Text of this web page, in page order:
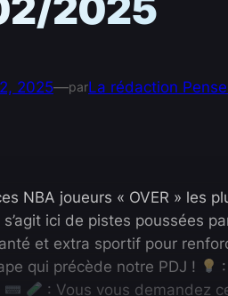
2025
2025—parLa rédaction
NBA joueurs « OVER » les
s’agit ici de pistes poussées
et extra sportif pour
qui précède notre PDJ !
: Vous vous demandez